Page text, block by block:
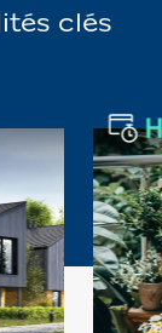
clés